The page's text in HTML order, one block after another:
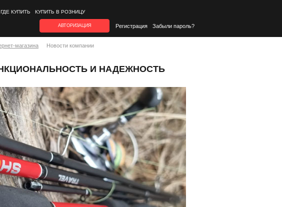
ГДЕ КУПИТЬ КУПИТЬ В РОЗНИЦУ
АВТОРИЗАЦИЯ Регистрация Забыли пароль?
магазина Новости компании
И НАДЕЖНОСТЬ